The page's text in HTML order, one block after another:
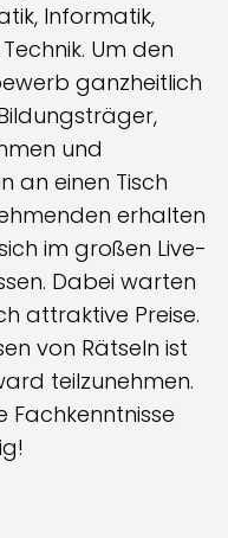
Informatik,
Um den
ganzheitlich
und
an einen Tisch
erhalten
im großen Live-
Dabei warten
attraktive Preise.
von Rätseln ist
teilzunehmen.
Fachkenntnisse